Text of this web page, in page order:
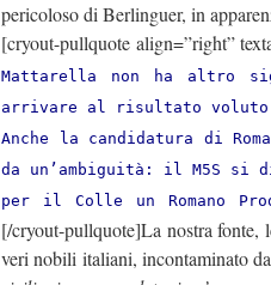
pericoloso di Berlinguer, in
[cryout-pullquote align=”right”
Mattarella non ha altro
arrivare al risultato
Anche la candidatura di
da un’ambiguità: il M5S si
per il Colle un Romano
[/cryout-pullquote]La nostra fonte,
veri nobili italiani, incontaminato